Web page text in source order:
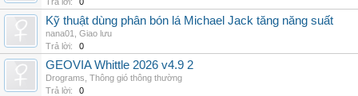
Kỹ thuật dùng phân bón lá Michael Jack tăng năng suất
nana01
Giao lưu
Trả lời:
0
GEOVIA Whittle 2026 v4.9 2
Drograms Thông gió thông thường
Trả lời:
0